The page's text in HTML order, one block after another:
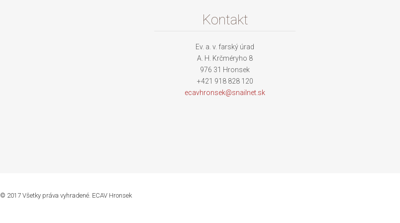
Kontakt
Ev. a. v. farský úrad
A. H. Krčméryho 8
976 31 Hronsek
+421 918 828 120
ecavhronsek@snai lnet.sk
© 2017 Všetky práva vyhradené. ECAV Hronsek